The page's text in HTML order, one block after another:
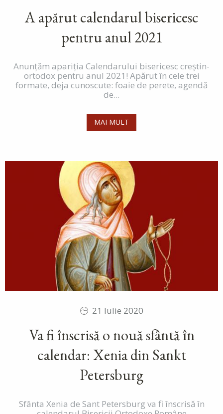
A apărut calendarul bisericesc
pentru anul 2021
Anunțăm apariția Calendarului bisericesc creștin-
ortodox pentru anul 2021! Apărut în cele trei
formate, deja cunoscute: foaie de perete, agendă
de...
MAI MULT
21 Iulie 2020
Va fi înscrisă o nouă sfântă în
calendar: Xenia din Sankt
Petersburg
Sfânta Xenia de Sant Petersburg va fi înscrisă în